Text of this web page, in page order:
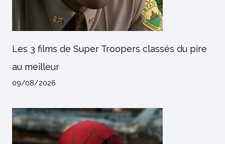
Les 3 films de Super Troopers classés du pire
au meilleur
09/08/2026